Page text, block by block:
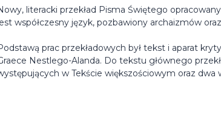
literacki przekład Pisma Świętego
współczesny język, pozbawiony archaizmów
prac przekładowych był tekst i aparat
Nestlego-Alanda. Do tekstu głównego
w Tekście większościowym oraz